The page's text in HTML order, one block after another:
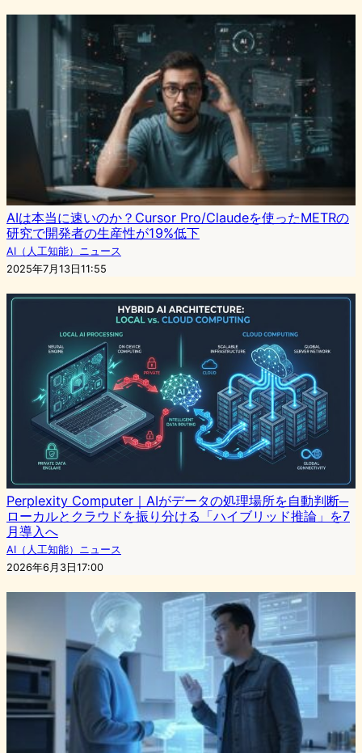
AIは本当に速いのか？Cursor Pro/Claudeを使ったMETRの
研究で開発者の生産性が19%低下
AI（人工知能）ニュース
2025年7月13日11:55
Perplexity Computer｜AIがデータの処理場所を自動判断─
ローカルとクラウドを振り分ける「ハイブリッド推論」を7
月導入へ
AI（人工知能）ニュース
2026年6月3日17:00